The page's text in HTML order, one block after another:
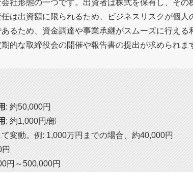
社形態の一つです。出資者は株式を保有し、その
は出資額に限られるため、ビジネスリスクが個人
るため、資金調達や事業承継がスムーズに行える
的な取締役会の開催や報告書の提出が求められま
: 約50,000円
: 約1,000円/部
変動。例: 1,000万円までの場合、約40,000円
円～500,000円